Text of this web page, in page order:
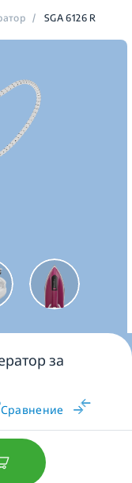
/ SGA 6126 R
за
Сравнение